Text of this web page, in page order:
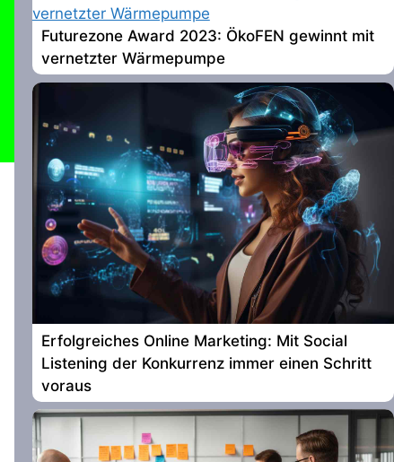
Futurezone Award 2023: ÖkoFEN gewinnt mit
vernetzter Wärmepumpe
Erfolgreiches Online Marketing: Mit Social
Listening der Konkurrenz immer einen Schritt
voraus